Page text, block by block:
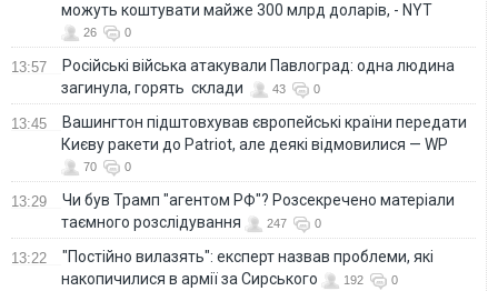
можуть коштувати майже 300 млрд доларів, - NYT
26 0
13:57
Російські війська атакували Павлоград: одна людина
загинула, горять склади
43 0
13:45
Вашингтон підштовхував європейські країни передати
Києву ракети до Patriot, але деякі відмовилися — WP
70 0
13:29
Чи був Трамп "агентом РФ"? Розсекречено матеріали
таємного розслідування
247 0
13:22
"Постійно вилазять": експерт назвав проблеми, які
накопичилися в армії за Сирського
192 0